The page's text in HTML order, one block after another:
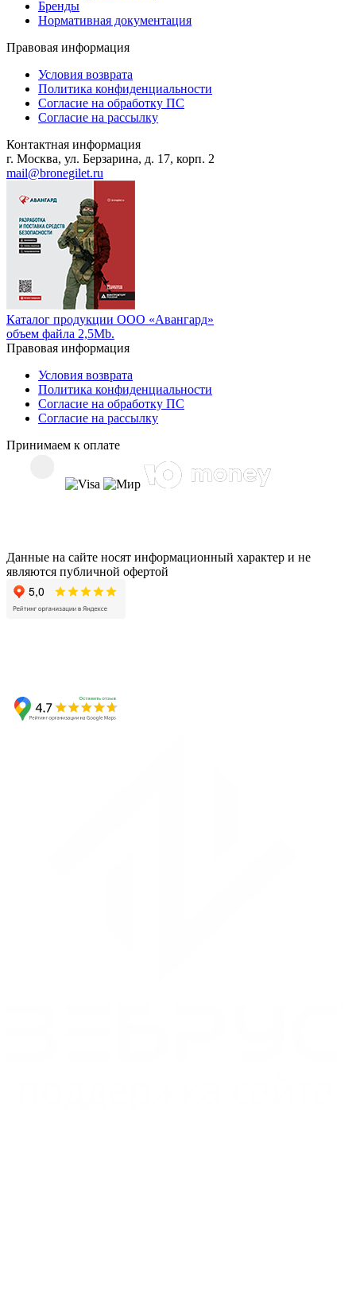
Бренды
Нормативная документация
Правовая информация
Условия возврата
Политика конфиденциальности
Согласие на обработку ПС
Согласие на рассылку
Контактная информация
г. Москва, ул. Берзарина, д. 17, корп. 2
mail@bronegilet.ru
Каталог продукции ООО «Авангард»
объем файла 2,5Mb.
Правовая информация
Условия возврата
Политика конфиденциальности
Согласие на обработку ПС
Согласие на рассылку
Принимаем к оплате
Данные на сайте носят информационный характер и не
являются публичной офертой